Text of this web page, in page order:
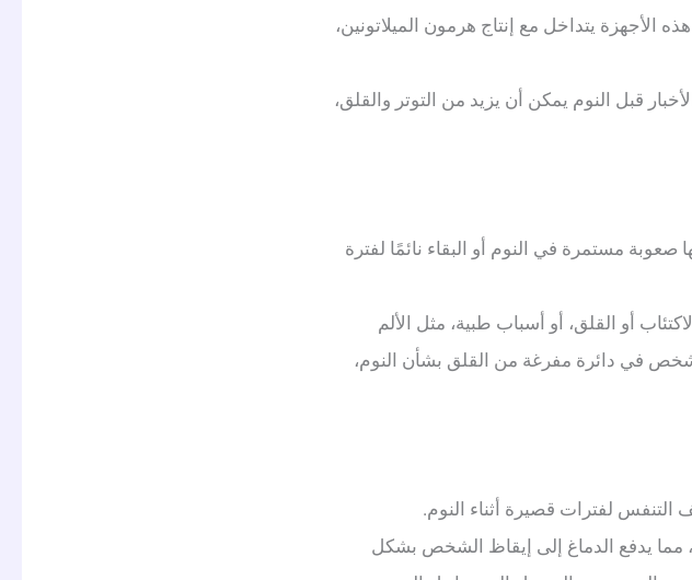
يتداخل مع إنتاج هرمون الميلاتونين،
قبل النوم يمكن أن يزيد من التوتر والقلق،
مستمرة في النوم أو البقاء نائمًا لفترة
أو القلق، أو أسباب طبية، مثل الألم
في دائرة مفرغة من القلق بشأن النوم،
لفترات قصيرة أثناء النوم.
مما يدفع الدماغ إلى إيقاظ الشخص بشكل